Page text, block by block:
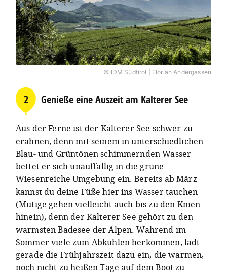
© IDM Südtirol | Florian Andergassen
2 Genieße eine Auszeit am Kalterer See
Aus der Ferne ist der Kalterer See schwer zu
erahnen, denn mit seinem in unterschiedlichen
Blau- und Grüntönen schimmernden Wasser
bettet er sich unauffällig in die grüne
Wiesenreiche Umgebung ein. Bereits ab März
kannst du deine Füße hier ins Wasser tauchen
(Mutige gehen vielleicht auch bis zu den Knien
hinein), denn der Kalterer See gehört zu den
wärmsten Badesee der Alpen. Während im
Sommer viele zum Abkühlen herkommen, lädt
gerade die Frühjahrszeit dazu ein, die warmen,
noch nicht zu heißen Tage auf dem Boot zu